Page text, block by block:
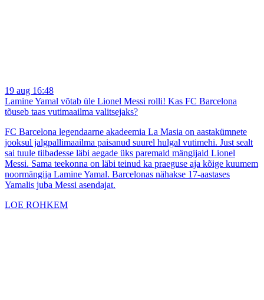
19 aug 16:48
Lamine Yamal võtab üle Lionel Messi rolli! Kas FC Barcelona
tõuseb taas vutimaailma valitsejaks?
FC Barcelona legendaarne akadeemia La Masia on aastakümnete
jooksul jalgpallimaailma paisanud suurel hulgal vutimehi. Just sealt
sai tuule tiibadesse läbi aegade üks paremaid mängijaid Lionel
Messi. Sama teekonna on läbi teinud ka praeguse aja kõige kuumem
noormängija Lamine Yamal. Barcelonas nähakse 17-aastases
Yamalis juba Messi asendajat.
LOE ROHKEM